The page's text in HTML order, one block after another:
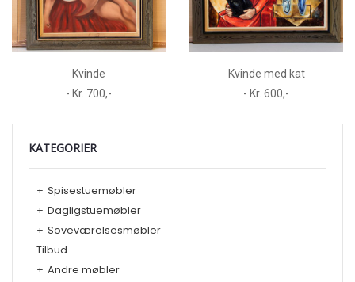
Kvinde
- Kr. 700,-
Kvinde med kat
- Kr. 600,-
KATEGORIER
+ Spisestuemøbler
+ Dagligstuemøbler
+ Soveværelsesmøbler
Tilbud
+ Andre møbler